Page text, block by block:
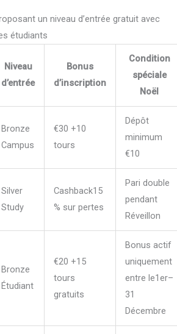
un niveau d’entrée gratuit avec
étudiants
Niveau
d’entrée
Bonus
d’inscription
Condition
spéciale
Noël
Bronze
Campus
€30 +10
tours
Dépôt
minimum
€10
Silver
Study
Cashback15
% sur pertes
Pari double
pendant
Réveillon
Bronze
Étudiant
€20 +15
tours
gratuits
Bonus actif
uniquement
entre le1er–
31
Décembre